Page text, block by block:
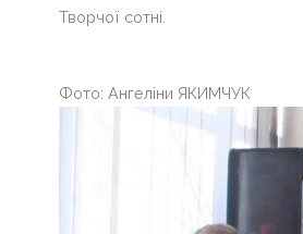
Творчої сотні.
Фото: Ангеліни ЯКИМЧУК